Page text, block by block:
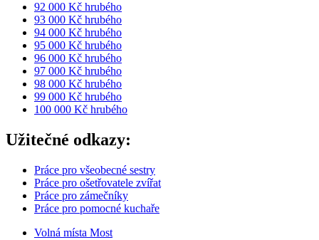
92 000 Kč hrubého
93 000 Kč hrubého
94 000 Kč hrubého
95 000 Kč hrubého
96 000 Kč hrubého
97 000 Kč hrubého
98 000 Kč hrubého
99 000 Kč hrubého
100 000 Kč hrubého
Užitečné odkazy:
Práce pro všeobecné sestry
Práce pro ošetřovatele zvířat
Práce pro zámečníky
Práce pro pomocné kuchaře
Volná místa Most